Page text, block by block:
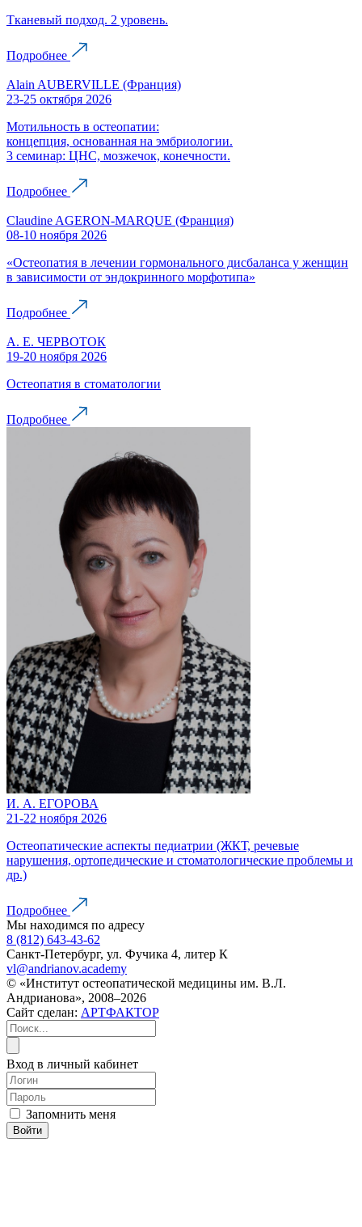
Тканевый подход. 2 уровень.
Подробнее
Alain AUBERVILLE (Франция)
23-25 октября 2026
Мотильность в остеопатии:
концепция, основанная на эмбриологии.
3 семинар: ЦНС, мозжечок, конечности.
Подробнее
Claudine AGERON-MARQUE (Франция)
08-10 ноября 2026
«Остеопатия в лечении гормонального дисбаланса у женщин
в зависимости от эндокринного морфотипа»
Подробнее
А. Е. ЧЕРВОТОК
19-20 ноября 2026
Остеопатия в стоматологии
Подробнее
И. А. ЕГОРОВА
21-22 ноября 2026
Остеопатические аспекты педиатрии (ЖКТ, речевые
нарушения, ортопедические и стоматологические проблемы и
др.)
Подробнее
Мы находимся по адресу
8 (812) 643-43-62
Санкт-Петербург, ул. Фучика 4, литер К
vl@andrianov.academy
© «Институт остеопатической медицины им. В.Л.
Андрианова», 2008–2026
Сайт сделан: АРТФАКТОР
Вход в личный кабинет
Запомнить меня